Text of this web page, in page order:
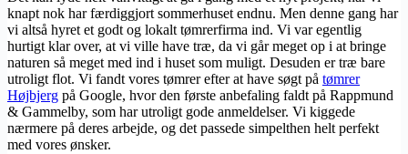
knapt nok har færdiggjort sommerhuset endnu. Men denne gang har
vi altså hyret et godt og lokalt tømrerfirma ind. Vi var egentlig
hurtigt klar over, at vi ville have træ, da vi går meget op i at bringe
naturen så meget med ind i huset som muligt. Desuden er træ bare
utroligt flot. Vi fandt vores tømrer efter at have søgt på tømrer
Højbjerg på Google, hvor den første anbefaling faldt på Rappmund
& Gammelby, som har utroligt gode anmeldelser. Vi kiggede
nærmere på deres arbejde, og det passede simpelthen helt perfekt
med vores ønsker.